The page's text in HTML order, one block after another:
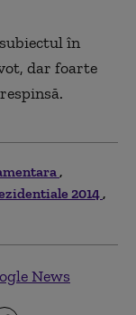
în
dar foarte
2014
News